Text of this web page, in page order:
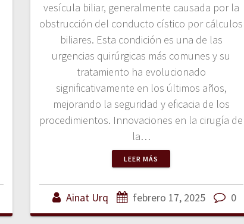
vesícula biliar, generalmente causada por la
obstrucción del conducto cístico por cálculos
biliares. Esta condición es una de las
urgencias quirúrgicas más comunes y su
tratamiento ha evolucionado
significativamente en los últimos años,
mejorando la seguridad y eficacia de los
procedimientos. Innovaciones en la cirugía de
la…
LEER MÁS
Ainat Urq febrero 17, 2025 0